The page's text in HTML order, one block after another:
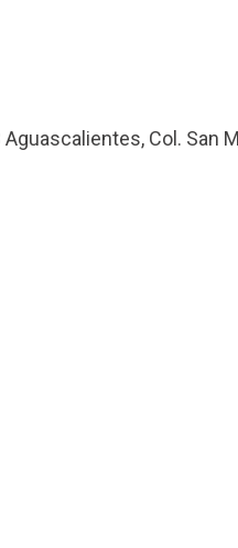
Col. San